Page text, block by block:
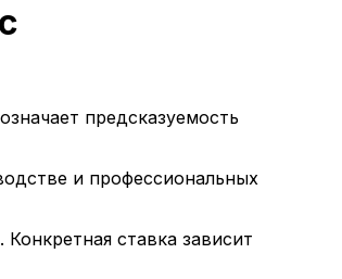
предсказуемость
и профессиональных
ставка зависит